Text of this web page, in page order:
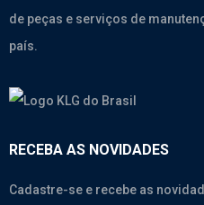
de peças e serviços de
país.
RECEBA AS NOVIDADES
Cadastre-se e recebe as